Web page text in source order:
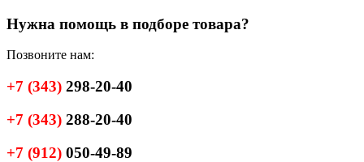
Нужна помощь в подборе товара?
Позвоните нам:
+7 (343) 298-20-40
+7 (343) 288-20-40
+7 (912) 050-49-89